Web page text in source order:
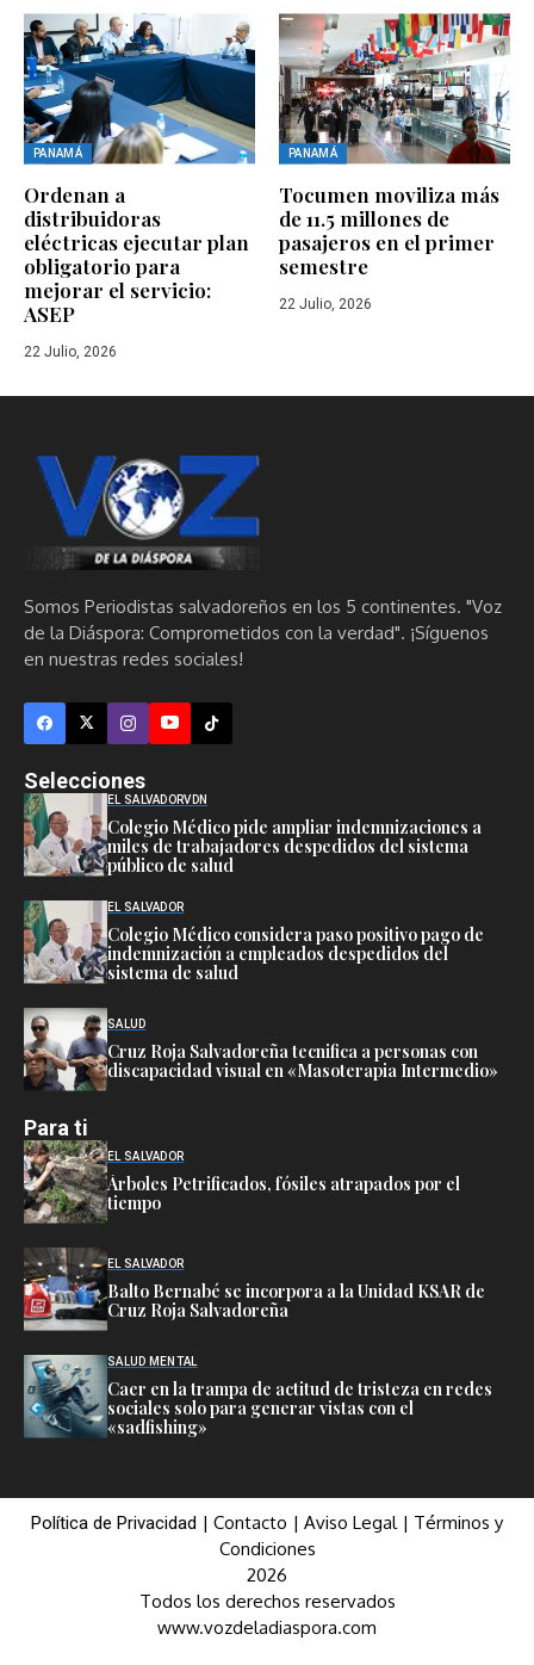
PANAMÁ
Ordenan a
distribuidoras
eléctricas ejecutar plan
obligatorio para
mejorar el servicio:
ASEP
22 Julio, 2026
PANAMÁ
Tocumen moviliza más
de 11.5 millones de
pasajeros en el primer
semestre
22 Julio, 2026
Somos Periodistas salvadoreños en los 5 continentes. "Voz
de la Diáspora: Comprometidos con la verdad". ¡Síguenos
en nuestras redes sociales!
Selecciones
EL SALVADORVDN
Colegio Médico pide ampliar indemnizaciones a
miles de trabajadores despedidos del sistema
público de salud
EL SALVADOR
Colegio Médico considera paso positivo pago de
indemnización a empleados despedidos del
sistema de salud
SALUD
Cruz Roja Salvadoreña tecnifica a personas con
discapacidad visual en «Masoterapia Intermedio»
Para ti
EL SALVADOR
Árboles Petrificados, fósiles atrapados por el
tiempo
EL SALVADOR
Balto Bernabé se incorpora a la Unidad KSAR de
Cruz Roja Salvadoreña
SALUD MENTAL
Caer en la trampa de actitud de tristeza en redes
sociales solo para generar vistas con el
«sadfishing»
Política de Privacidad | Contacto | Aviso Legal | Términos y
Condiciones
2026
Todos los derechos reservados
www.vozdeladiaspora.com